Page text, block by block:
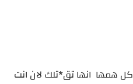
همها انها تق*تلك لان انت